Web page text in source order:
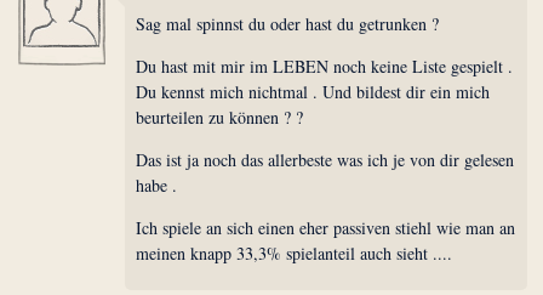
Sag mal spinnst du oder hast du getrunken ?
Du hast mit mir im LEBEN noch keine Liste gespielt .
Du kennst mich nichtmal . Und bildest dir ein mich
beurteilen zu können ? ?
Das ist ja noch das allerbeste was ich je von dir gelesen
habe .
Ich spiele an sich einen eher passiven stiehl wie man an
meinen knapp 33,3% spielanteil auch sieht ....